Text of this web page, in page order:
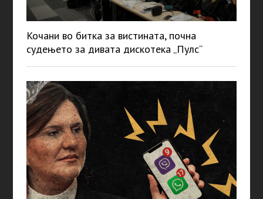
Кочани во битка за вистината, почна
судењето за дивата дискотека „Пулс“